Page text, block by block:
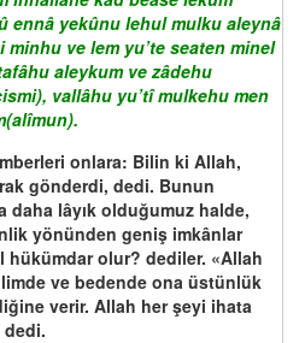
ennâ yekûnu lehul mulku aleynâ
ve lem yu’te seaten minel
aleykum ve zâdehu
vallâhu yu’tî mulkehu men
onlara: Bilin ki Allah,
gönderdi, dedi. Bunun
daha lâyık olduğumuz halde,
yönünden geniş imkânlar
hükümdar olur? dediler. «Allah
ve bedende ona üstünlük
verir. Allah her şeyi ihata